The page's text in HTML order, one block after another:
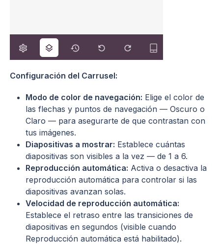
Configuración del Carrusel:
Modo de color de navegación: Elige el color de
las flechas y puntos de navegación — Oscuro o
Claro — para asegurarte de que contrastan con
tus imágenes.
Diapositivas a mostrar: Establece cuántas
diapositivas son visibles a la vez — de 1 a 6.
Reproducción automática: Activa o desactiva la
reproducción automática para controlar si las
diapositivas avanzan solas.
Velocidad de reproducción automática:
Establece el retraso entre las transiciones de
diapositivas en segundos (visible cuando
Reproducción automática está habilitado).